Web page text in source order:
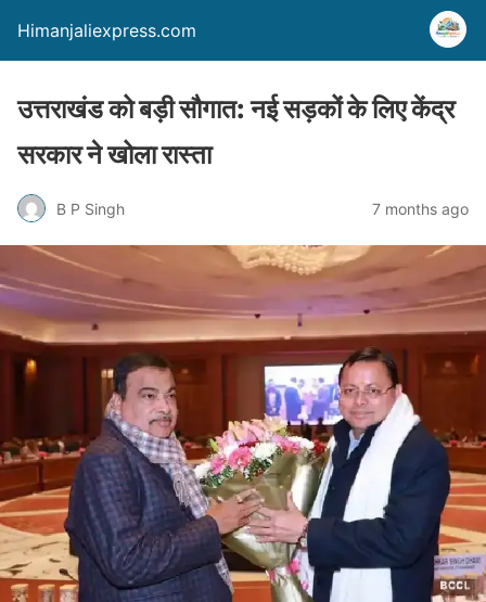
Himanjaliexpress.com
उत्तराखंड को बड़ी सौगात: नई सड़कों के लिए केंद्र
सरकार ने खोला रास्ता
B P Singh 7 months ago